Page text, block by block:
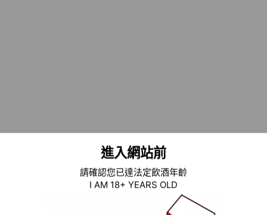
進入網站前
請確認您已達法定飲酒年齡
I AM 18+ YEARS OLD